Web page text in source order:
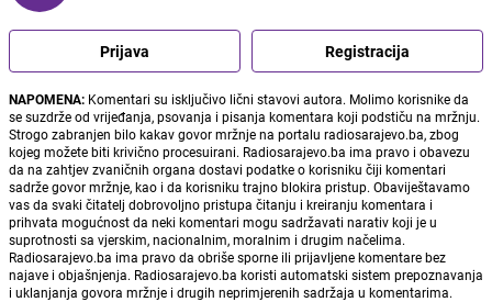
Prijava Registracija
NAPOMENA: Komentari su isključivo lični stavovi autora. Molimo korisnike da
se suzdrže od vrijeđanja, psovanja i pisanja komentara koji podstiču na mržnju.
Strogo zabranjen bilo kakav govor mržnje na portalu radiosarajevo.ba, zbog
kojeg možete biti krivično procesuirani. Radiosarajevo.ba ima pravo i obavezu
da na zahtjev zvaničnih organa dostavi podatke o korisniku čiji komentari
sadrže govor mržnje, kao i da korisniku trajno blokira pristup. Obaviještavamo
vas da svaki čitatelj dobrovoljno pristupa čitanju i kreiranju komentara i
prihvata mogućnost da neki komentari mogu sadržavati narativ koji je u
suprotnosti sa vjerskim, nacionalnim, moralnim i drugim načelima.
Radiosarajevo.ba ima pravo da obriše sporne ili prijavljene komentare bez
najave i objašnjenja. Radiosarajevo.ba koristi automatski sistem prepoznavanja
i uklanjanja govora mržnje i drugih neprimjerenih sadržaja u komentarima.